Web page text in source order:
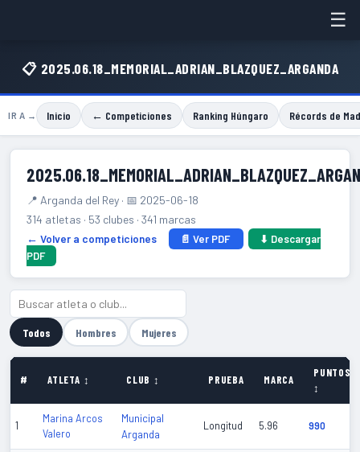
☰
📋 2025.06.18_MEMORIAL_ADRIAN_BLAZQUEZ_ARGANDA
IR A → Inicio ← Competiciones Ranking Húngaro Récords de
📍 Arganda del Rey · 📅 2025-06-18
314 atletas · 53 clubes · 341 marcas
← Volver a competiciones
📄 Ver PDF
⬇ Descargar
PDF
Todos Hombres Mujeres
# ATLETA ↕ CLUB ↕ PRUEBA MARCA
PUNTOS
↕
1
Marina Arcos
Valero
Municipal
Arganda
Longitud 5.96 990